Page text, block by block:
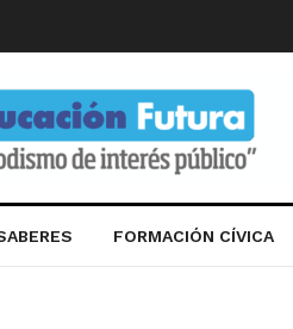
FORMACIÓN CÍVICA